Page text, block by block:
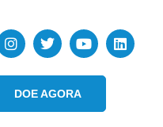
DOE AGORA